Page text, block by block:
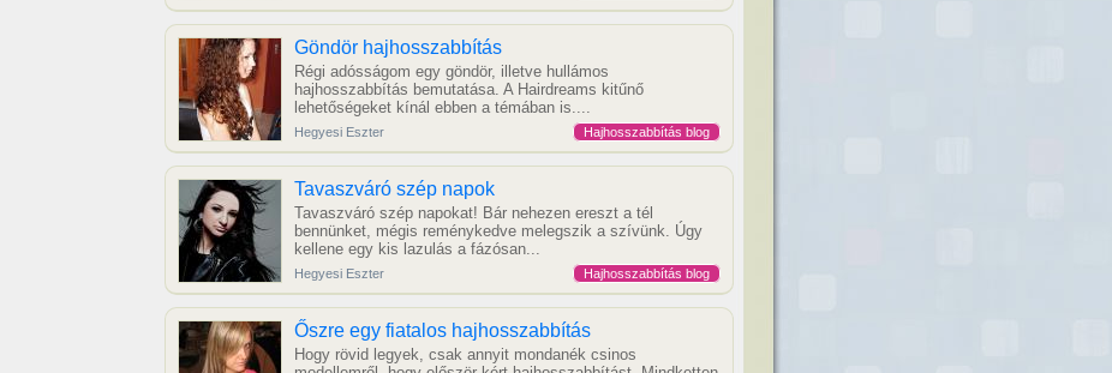
Göndör hajhosszabbítás
Régi adósságom egy göndör, illetve hullámos
hajhosszabbítás bemutatása. A Hairdreams kitűnő
lehetőségeket kínál ebben a témában is....
Hajhosszabbítás blog
Hegyesi Eszter
Tavaszváró szép napok
Tavaszváró szép napokat! Bár nehezen ereszt a tél
bennünket, mégis reménykedve melegszik a szívünk. Úgy
kellene egy kis lazulás a fázósan...
Hajhosszabbítás blog
Hegyesi Eszter
Őszre egy fiatalos hajhosszabbítás
Hogy rövid legyek, csak annyit mondanék csinos